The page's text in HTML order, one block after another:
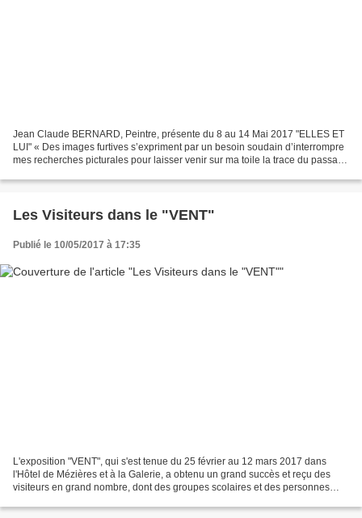
Jean Claude BERNARD, Peintre, présente du 8 au 14 Mai 2017 "ELLES ET
LUI" « Des images furtives s’expriment par un besoin soudain d’interrompre
mes recherches picturales pour laisser venir sur ma toile la trace du passage
Les Visiteurs dans le "VENT"
Publié le 10/05/2017 à 17:35
L'exposition "VENT", qui s'est tenue du 25 février au 12 mars 2017 dans
l'Hôtel de Mézières et à la Galerie, a obtenu un grand succès et reçu des
visiteurs en grand nombre, dont des groupes scolaires et des personnes